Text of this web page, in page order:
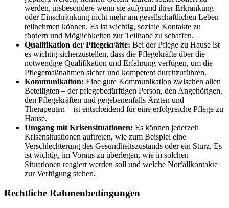
werden, insbesondere wenn sie aufgrund ihrer Erkrankung
oder Einschränkung nicht mehr am gesellschaftlichen Leben
teilnehmen können. Es ist wichtig, soziale Kontakte zu
fördern und Möglichkeiten zur Teilhabe zu schaffen.
Qualifikation der Pflegekräfte: Bei der Pflege zu Hause ist
es wichtig sicherzustellen, dass die Pflegekräfte über die
notwendige Qualifikation und Erfahrung verfügen, um die
Pflegemaßnahmen sicher und kompetent durchzuführen.
Kommunikation: Eine gute Kommunikation zwischen allen
Beteiligten – der pflegebedürftigen Person, den Angehörigen,
den Pflegekräften und gegebenenfalls Ärzten und
Therapeuten – ist entscheidend für eine erfolgreiche Pflege zu
Hause.
Umgang mit Krisensituationen: Es können jederzeit
Krisensituationen auftreten, wie zum Beispiel eine
Verschlechterung des Gesundheitszustands oder ein Sturz. Es
ist wichtig, im Voraus zu überlegen, wie in solchen
Situationen reagiert werden soll und welche Notfallkontakte
zur Verfügung stehen.
Rechtliche Rahmenbedingungen